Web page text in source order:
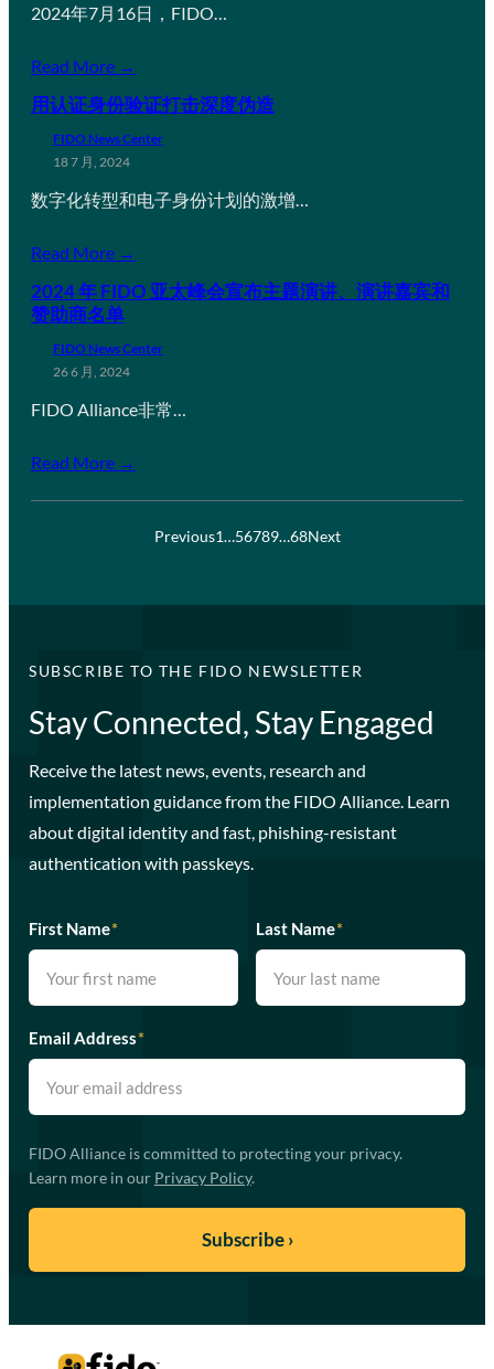
2024年7月16日，FIDO…
Read More →
用认证身份验证打击深度伪造
FIDO News Center
18 7 月, 2024
数字化转型和电子身份计划的激增…
Read More →
2024 年 FIDO 亚太峰会宣布主题演讲、演讲嘉宾和
赞助商名单
FIDO News Center
26 6 月, 2024
FIDO Alliance非常…
Read More →
Previous1…56789…68Next
SUBSCRIBE TO THE FIDO NEWSLETTER
Stay Connected, Stay Engaged
Receive the latest news, events, research and
implementation guidance from the FIDO Alliance. Learn
about digital identity and fast, phishing-resistant
authentication with passkeys.
First Name* Last Name*
Email Address*
FIDO Alliance is committed to protecting your privacy.
Learn more in our Privacy Policy.